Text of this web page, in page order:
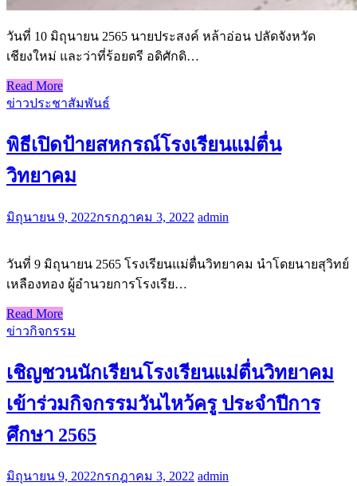
วันที่ 10 มิถุนายน 2565 นายประสงค์ หล้าอ่อน ปลัดจังหวัด
เชียงใหม่ และว่าที่ร้อยตรี อดิศักดิ…
Read More
ข่าวประชาสัมพันธ์
พิธีเปิดป้ายสหกรณ์โรงเรียนแม่ตื่น
วิทยาคม
มิถุนายน 9, 2022กรกฎาคม 3, 2022 admin
วันที่ 9 มิถุนายน 2565 โรงเรียนแม่ตื่นวิทยาคม นำโดยนายสุวิทย์
เหลืองทอง ผู้อำนวยการโรงเรีย…
Read More
ข่าวกิจกรรม
เชิญชวนนักเรียนโรงเรียนแม่ตื่นวิทยาคม
เข้าร่วมกิจกรรมวันไหว้ครู ประจำปีการ
ศึกษา 2565
มิถุนายน 9, 2022กรกฎาคม 3, 2022 admin